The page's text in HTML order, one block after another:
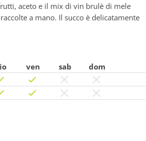
aceto e il mix di vin brulè di mele
a mano. Il succo è delicatamente
ven sab
dom